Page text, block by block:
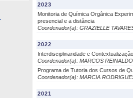
2023
Monitoria de Química Orgânica
presencial e a distância
Coordenador(a): GRAZIELLE
2022
Interdisciplinaridade e
Coordenador(a): MARCOS REINALDO
Programa de Tutoria dos Cursos de
Coordenador(a): MARCIA
2021